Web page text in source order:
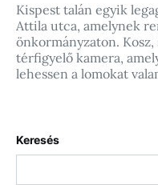
Kispest talán egyik
Attila utca, amelynek
önkormányzaton.
térfigyelő kamera,
lehessen a lomokat
Keresés